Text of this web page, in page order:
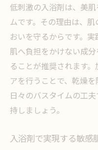
低刺激の入浴剤は、美
ムです。その理由は、
おいを守るからです。
肌へ負担をかけない成
ることが推奨されます
アを行うことで、乾燥を
日々のバスタイムの工
持しましょう。
入浴剤で実現する敏感